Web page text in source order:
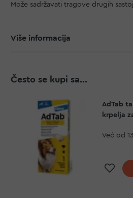
Može sadržavati tragove drugih
Više informacija
Često se kupi sa...
AdTab
krpelja
Već od